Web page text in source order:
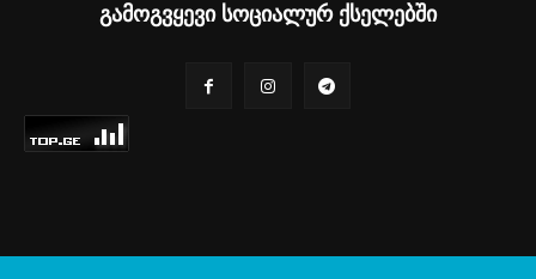
გამოგვყევი სოციალურ ქსელებში